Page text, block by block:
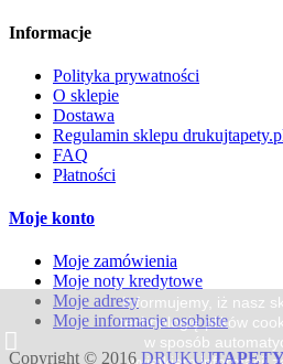
Informacje
Polityka prywatności
O sklepie
Dostawa
Regulamin sklepu
FAQ
Płatności
Moje konto
Moje zamówienia
Moje noty kredytowe
Moje adresy
Moje informacje osobiste
Informujemy, iż nasz
technologię plików
w sposób
Copyright © 2016DRUKUJ